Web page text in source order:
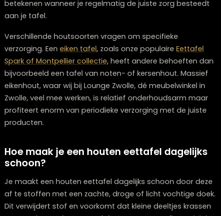
Een goed onderhouden eettafel blijft niet alleen
dagelijkse gebruikssporendie onvermijdelijk zijn bij
centrale plek in huis, hoeven geen permanente
betekenen wanneer je regelmatig de juiste zorg
aan je tafel.
Verschillende houtsoorten vragen om specifieke
verzorging. Een eiken tafel, zoals onze populaire
Spark of Montpellier collectie
eikenhout, waar wij bij Lounge Zwolle, dé meubelwinkel
profiteert enorm van periodieke verzorging met de
producten.